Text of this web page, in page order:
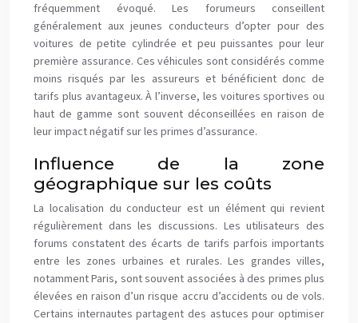
fréquemment évoqué. Les forumeurs conseillent
généralement aux jeunes conducteurs d’opter pour des
voitures de petite cylindrée et peu puissantes pour leur
première assurance. Ces véhicules sont considérés comme
moins risqués par les assureurs et bénéficient donc de
tarifs plus avantageux. À l’inverse, les voitures sportives ou
haut de gamme sont souvent déconseillées en raison de
leur impact négatif sur les primes d’assurance.
Influence de la zone
géographique sur les coûts
La localisation du conducteur est un élément qui revient
régulièrement dans les discussions. Les utilisateurs des
forums constatent des écarts de tarifs parfois importants
entre les zones urbaines et rurales. Les grandes villes,
notamment Paris, sont souvent associées à des primes plus
élevées en raison d’un risque accru d’accidents ou de vols.
Certains internautes partagent des astuces pour optimiser